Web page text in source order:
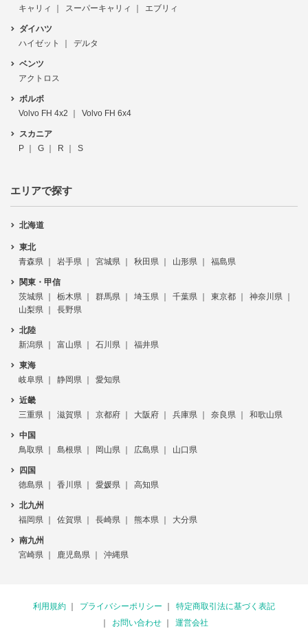
キャリィ
スーパーキャリィ エブリィ
ダイハツ
ハイゼット
デルタ
ベンツ
アクトロス
ボルボ
Volvo FH 4x2
Volvo FH 6x4
スカニア
P
G R S
エリアで探す
北海道
東北
青森県
岩手県 宮城県 秋田県 山形県 福島県
関東・甲信
茨城県
栃木県 群馬県 埼玉県 千葉県 東京都
神奈川県
山梨県
長野県
北陸
新潟県
富山県 石川県 福井県
東海
岐阜県
静岡県 愛知県
近畿
三重県
滋賀県 京都府 大阪府 兵庫県 奈良県 和歌山県
中国
鳥取県
島根県 岡山県 広島県 山口県
四国
徳島県
香川県 愛媛県 高知県
北九州
福岡県
佐賀県 長崎県 熊本県 大分県
南九州
宮崎県
鹿児島県 沖縄県
利用規約 プライバシーポリシー
特定商取引法に基づく表記
お問い合わせ
運営会社